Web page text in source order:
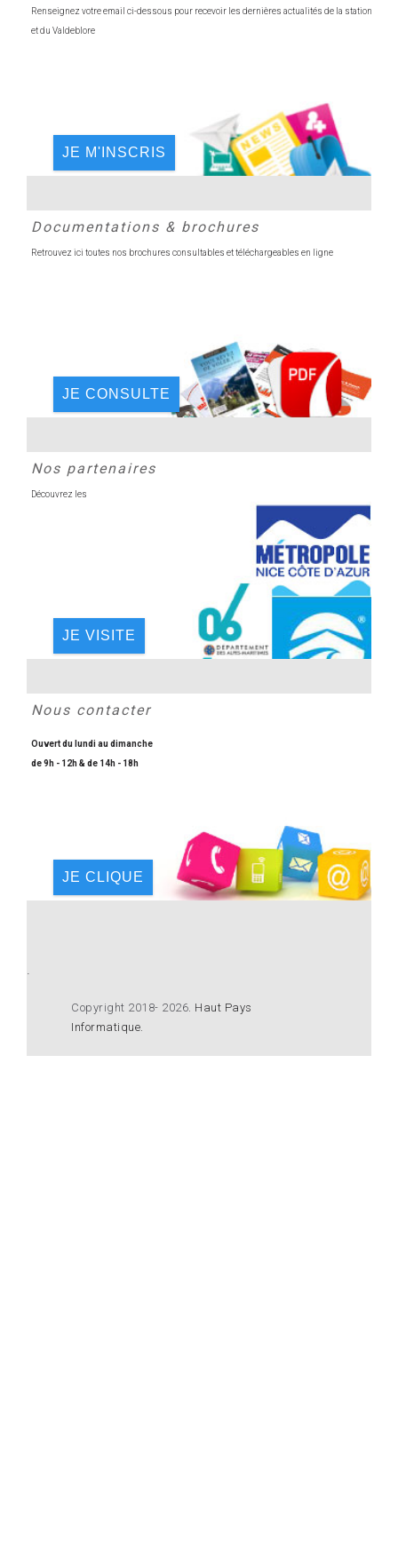
Renseignez votre email ci-dessous pour recevoir les dernières actualités de la station
et du Valdeblore
JE M'INSCRIS
Documentations & brochures
Retrouvez ici toutes nos brochures consultables et téléchargeables en ligne
JE CONSULTE
Nos partenaires
Découvrez les
JE VISITE
Nous contacter
Ouvert du lundi au dimanche
de 9h - 12h & de 14h - 18h
JE CLIQUE
.
Copyright 2018- 2026 Haut Pays
Informatique